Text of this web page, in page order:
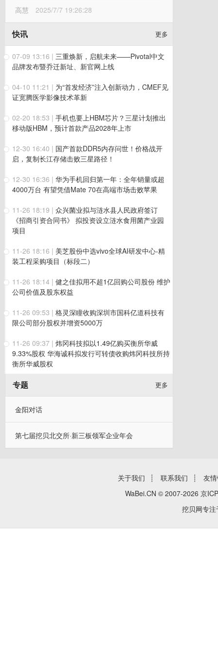
高慧 2025/7/7 19:26:28
快讯 更多
07-09 13:16 | 三重焕新，启航未来——Pivotal中文
品牌发布暨乔迁新址、新官网上线
04-10 11:21 | 为“首发经济”注入创新动力，CMEF见
证宽腾医学影像技术革新
02-20 18:53 | 手机也要上HBM芯片？三星计划推出
移动版HBM，预计首款产品2028年上市
12-30 16:40 | 国产首款DDR5内存问世！价格战开
启，复制长江存储击败三星路径！
12-30 16:36 | 华为手机回归第一年：全年销量或超
4000万台 有望凭借Mate 70在高端市场击败苹果
11-26 18:19 | 众兴菌业拟与涟水县人民政府签订
《招商引资合同书》 拟投资设立涟水食用菌产业园
项目
11-26 18:16 | 美芝股份中选vivo全球AI研发中心-精
装工程采购项目（标段二）
11-26 18:14 | 健之佳拟用不超1亿回购公司股份 维护
公司价值及股东权益
11-26 09:53 | 格灵深瞳收购深圳市国科亿道科技有
限公司部分股权并增资5000万
11-26 09:37 | 炜冈科技拟以1.49亿购买衡所华威
9.33%股权 华海诚科拟发行可转债收购炜冈科技所持
衡所华威股权
专题 更多
金阳对话
第七届挖贝北交所·新三板领军企业年会
关于我们 ┊ 联系我们 ┊
友
WaBei.CN © 2007-2026 京
挖贝网专